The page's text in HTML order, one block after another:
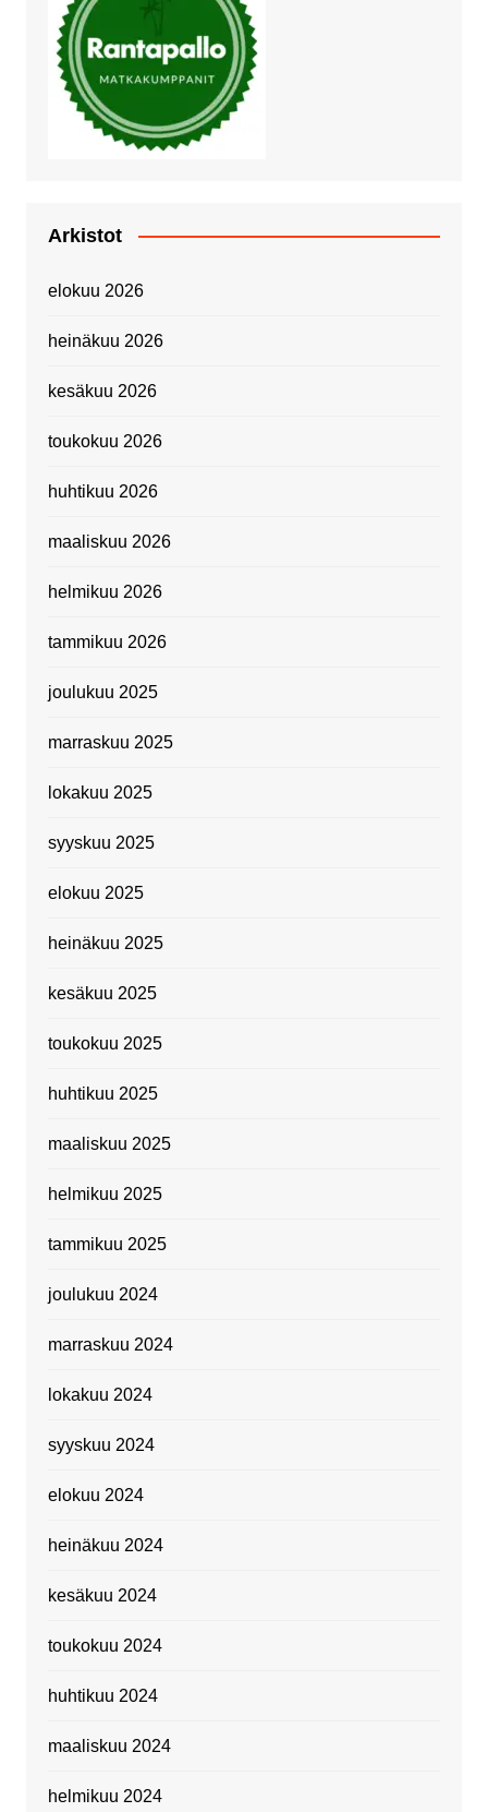
Arkistot
elokuu 2026
heinäkuu 2026
kesäkuu 2026
toukokuu 2026
huhtikuu 2026
maaliskuu 2026
helmikuu 2026
tammikuu 2026
joulukuu 2025
marraskuu 2025
lokakuu 2025
syyskuu 2025
elokuu 2025
heinäkuu 2025
kesäkuu 2025
toukokuu 2025
huhtikuu 2025
maaliskuu 2025
helmikuu 2025
tammikuu 2025
joulukuu 2024
marraskuu 2024
lokakuu 2024
syyskuu 2024
elokuu 2024
heinäkuu 2024
kesäkuu 2024
toukokuu 2024
huhtikuu 2024
maaliskuu 2024
helmikuu 2024